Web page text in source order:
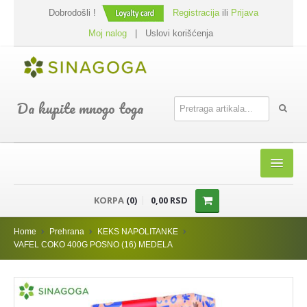
Dobrodošli ! Registracijaili Prijava
Moj nalog
Uslovi korišćenja
Da kupite mnogo toga
SHOP
PREHRANA
DODACI JELIMA
KORPA (0) 0,00 RSD
Home Prehrana
KEKS NAPOLITANKE
VAFEL COKO 400G POSNO (16) MEDELA